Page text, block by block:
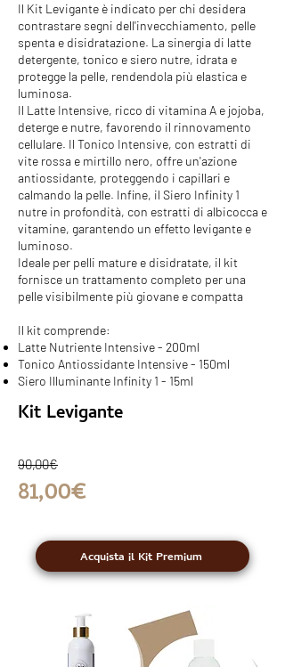
Il Kit Levigante è indicato per chi desidera
contrastare segni dell'invecchiamento, pelle
spenta e disidratazione. La sinergia di latte
detergente, tonico e siero nutre, idrata e
protegge la pelle, rendendola più elastica e
luminosa.
Il Latte Intensive, ricco di vitamina A e jojoba,
deterge e nutre, favorendo il rinnovamento
cellulare. Il Tonico Intensive, con estratti di
vite rossa e mirtillo nero, offre un'azione
antiossidante, proteggendo i capillari e
calmando la pelle. Infine, il Siero Infinity 1
nutre in profondità, con estratti di albicocca e
vitamine, garantendo un effetto levigante e
luminoso.
Ideale per pelli mature e disidratate, il kit
fornisce un trattamento completo per una
pelle visibilmente più giovane e compatta
Il kit comprende:
Latte Nutriente Intensive - 200ml
Tonico Antiossidante Intensive - 150ml
Siero Illuminante Infinity 1 - 15ml
Kit Levigante
81,00€
90,00€
Acquista il Kit Premium